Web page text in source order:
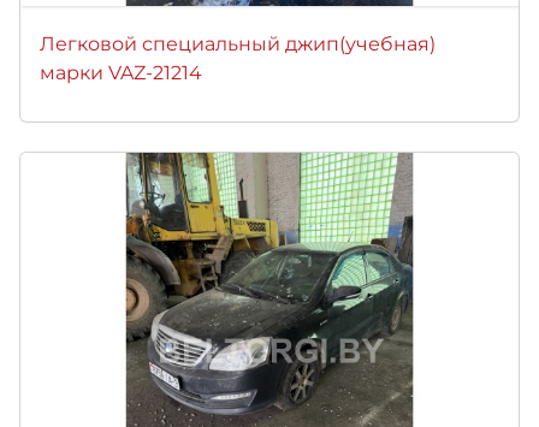
Легковой специальный джип(учебная)
марки VAZ-21214